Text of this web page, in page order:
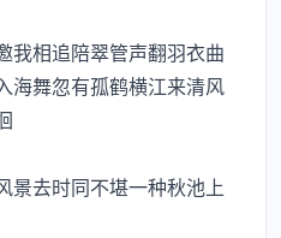
相追陪翠管声翻羽衣曲
海舞忽有孤鹤横江来清风
去时同不堪一种秋池上